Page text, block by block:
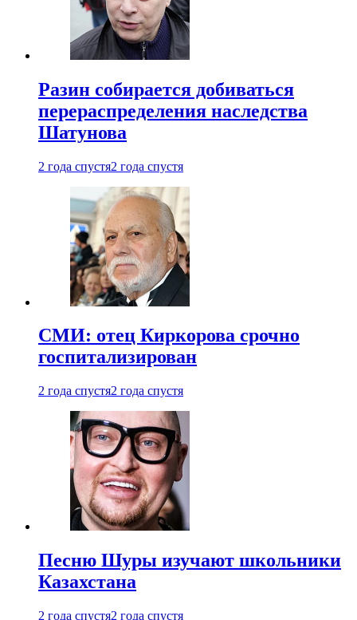
Разин собирается добиваться
перераспределения наследства
Шатунова
2 года спустя2 года спустя
СМИ: отец Киркорова срочно
госпитализирован
2 года спустя2 года спустя
Песню Шуры изучают школьники
Казахстана
2 года спустя2 года спустя